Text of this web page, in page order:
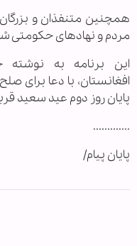
همچنین متنفذان و
مردم و نهادهای حکومتی
این برنامه به نوشته
افغانستان، با دعا برای
پایان روز دوم عید سعید
.............
پایان پیام/